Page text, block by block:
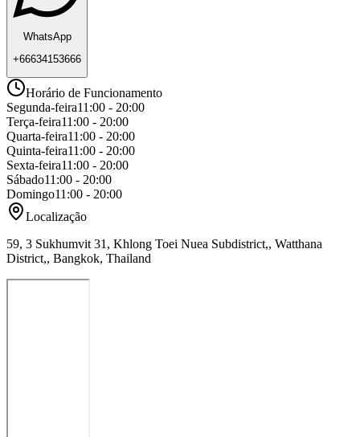
WhatsApp
+66634153666
Horário de Funcionamento
Segunda-feira11:00 - 20:00
Terça-feira11:00 - 20:00
Quarta-feira11:00 - 20:00
Quinta-feira11:00 - 20:00
Sexta-feira11:00 - 20:00
Sábado11:00 - 20:00
Domingo11:00 - 20:00
Localização
59, 3 Sukhumvit 31, Khlong Toei Nuea Subdistrict,, Watthana
District,, Bangkok, Thailand